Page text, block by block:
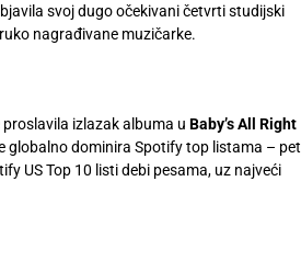
svoj dugo očekivani četvrti studijski
nagrađivane muzičarke.
proslavila izlazak albuma u Baby’s All Right
globalno dominira Spotify top listama – pet
US Top 10 listi debi pesama, uz najveći